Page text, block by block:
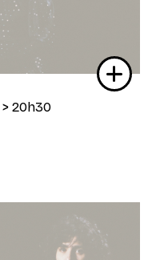
> 20h30